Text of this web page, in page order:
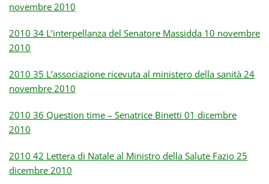
novembre 2010
2010 34 L’interpellanza del Senatore Massidda 10 novembre
2010
2010 35 L’associazione ricevuta al ministero della sanità 24
novembre 2010
2010 36 Question time – Senatrice Binetti 01 dicembre
2010
2010 42 Lettera di Natale al Ministro della Salute Fazio 25
dicembre 2010